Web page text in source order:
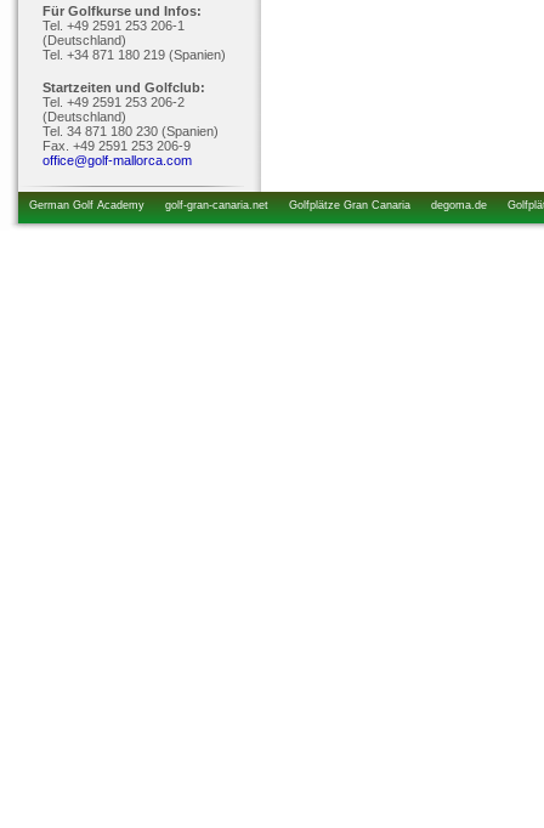
Für Golfkurse und Infos:
Tel. +49 2591 253 206-1
(Deutschland)
Tel. +34 871 180 219 (Spanien)
Startzeiten und Golfclub:
Tel. +49 2591 253 206-2
(Deutschland)
Tel. 34 871 180 230 (Spanien)
Fax. +49 2591 253 206-9
office@golf-mallorca.com
German Golf Academy golf-gran-canaria.net Golfplätze Gran Canaria degoma.de
startzeiten.de golfkurs-urlaub.de